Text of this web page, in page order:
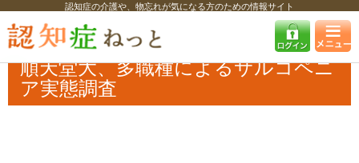
認知症の介護や、物忘れが気になる方のための情報サイト
認知症ねっと 認知症最新ニュース 学術・調査
順天堂大、多職種によ
るサルコペニア実態調査
順天堂大、多職種によるサルコペニ
ア実態調査